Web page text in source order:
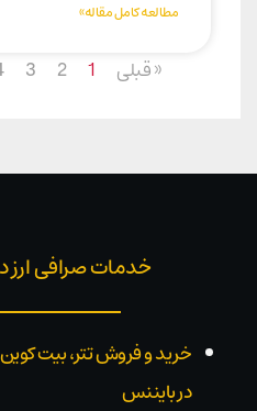
مطالعه کامل مقاله»
« قبلی 1
2
3
خدمات صرافی ارز
خرید و فروش تتر، بیت
در بایننس